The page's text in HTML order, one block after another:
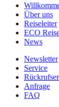
Über uns
Reiseleiter
ECO
News
Newsletter
Service
Anfrage
FAQ